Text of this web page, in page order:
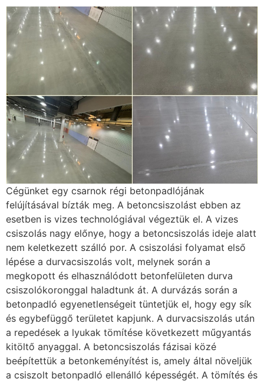
Cégünket egy csarnok régi betonpadlójának
felújításával bízták meg. A betoncsiszolást ebben az
esetben is vizes technológiával végeztük el. A vizes
csiszolás nagy előnye, hogy a betoncsiszolás ideje alatt
nem keletkezett szálló por. A csiszolási folyamat első
lépése a durvacsiszolás volt, melynek során a
megkopott és elhasználódott betonfelületen durva
csiszolókoronggal haladtunk át. A durvázás során a
betonpadló egyenetlenségeit tüntetjük el, hogy egy sík
és egybefüggő területet kapjunk. A durvacsiszolás után
a repedések a lyukak tömítése következett műgyantás
kitöltő anyaggal. A betoncsiszolás fázisai közé
beépítettük a betonkeményítést is, amely által növeljük
a csiszolt betonpadló ellenálló képességét. A tömítés és